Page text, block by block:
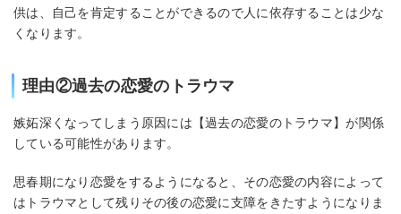
供は、自己を肯定することができるので人に依存することは少な
くなります。
理由②過去の恋愛のトラウマ
嫉妬深くなってしまう原因には【過去の恋愛のトラウマ】が関係
している可能性があります。
思春期になり恋愛をするようになると、その恋愛の内容によって
はトラウマとして残りその後の恋愛に支障をきたすようになりま